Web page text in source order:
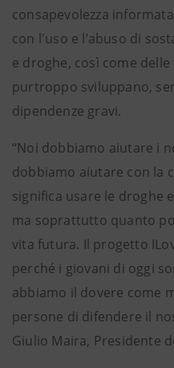
consapevolezza
con l'uso e l’abuso di
e droghe, così come
purtroppo sviluppano,
dipendenze gravi.
“Noi dobbiamo aiutare i
dobbiamo aiutare con la
significa usare le droghe
ma soprattutto quanto
vita futura. Il progetto
perché i giovani di oggi
abbiamo il dovere come
persone di difendere il
Giulio Maira, Presidente